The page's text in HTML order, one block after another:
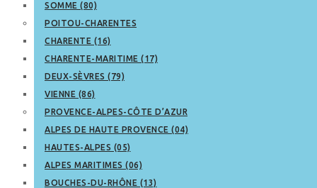
SOMME (80)
POITOU-CHARENTES
CHARENTE (16)
CHARENTE-MARITIME (17)
DEUX-SÈVRES (79)
VIENNE (86)
PROVENCE-ALPES-CÔTE D’AZUR
ALPES DE HAUTE PROVENCE (04)
HAUTES-ALPES (05)
ALPES MARITIMES (06)
BOUCHES-DU-RHÔNE (13)